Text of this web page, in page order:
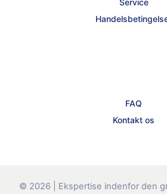
Service
FAQ
Kontakt os
© 2026 | Ekspertise indenfor den